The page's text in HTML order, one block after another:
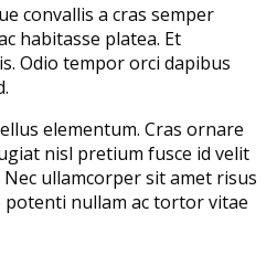
convallis a cras semper
habitasse platea. Et
Odio tempor orci dapibus
elementum. Cras ornare
nisl pretium fusce id velit
ullamcorper sit amet risus
potenti nullam ac tortor vitae